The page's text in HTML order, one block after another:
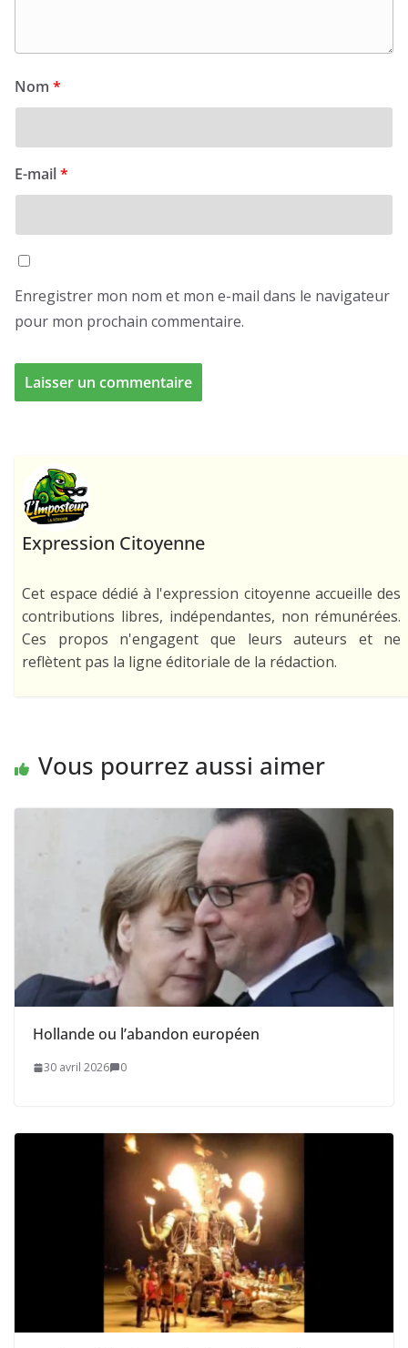
Nom *
E-mail*
Enregistrer mon nom et mon e-mail dans le navigateur
pour mon prochain commentaire.
Expression Citoyenne
Cet espace dédié à l'expression citoyenne accueille des
contributions libres, indépendantes, non rémunérées.
Ces propos n'engagent que leurs auteurs et ne
reflètent pas la ligne éditoriale de la rédaction.
Vous pourrez aussi aimer
Hollande ou l’abandon européen
30 avril 2026 0